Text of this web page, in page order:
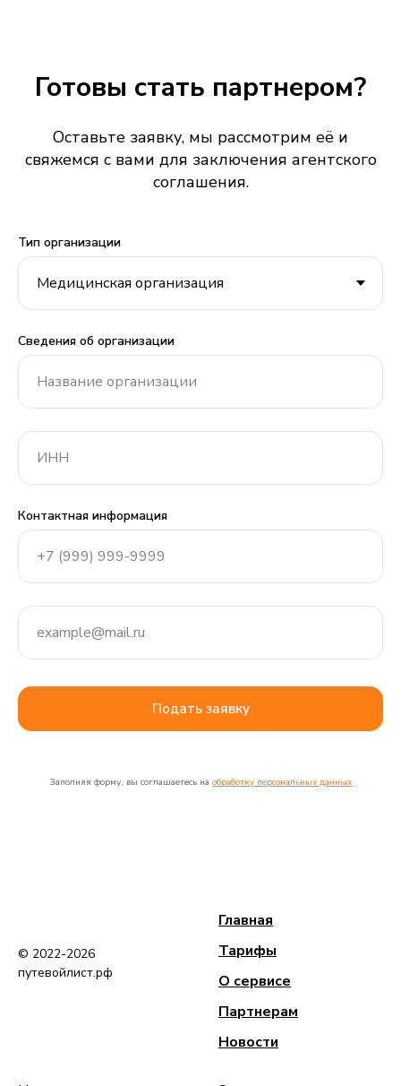
Готовы стать партнером?
Оставьте заявку, мы рассмотрим её и
свяжемся с вами для заключения агентского
соглашения.
Тип организации
Сведения об организации
Контактная информация
Подать заявку
Заполняя форму, вы соглашаетесь на обработку персональных данных
© 2022-2026
путевойлист.рф
Главная
Тарифы
О сервисе
Партнерам
Новости